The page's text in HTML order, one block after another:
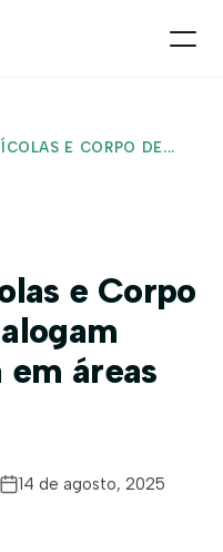
E CORPO DE...
e Corpo
áreas
14 de agosto, 2025